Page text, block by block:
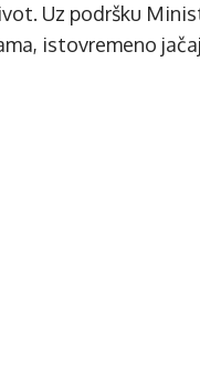
Uz podršku
istovremeno